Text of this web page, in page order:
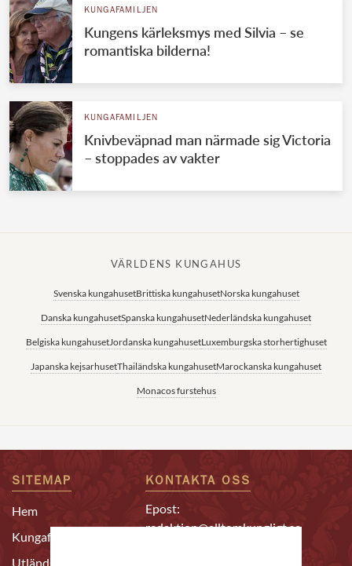
KUNGAFAMILJEN
Kungens kärleksmys med Silvia – se
romantiska bilderna!
KUNGAFAMILJEN
Knivbeväpnad man närmade sig Victoria
– stoppades av vakter
VÄRLDENS KUNGAHUS
Svenska kungahusetBrittiska kungahusetNorska kungahuset
Danska kungahusetSpanska kungahusetNederländska kungahuset
Belgiska kungahusetJordanska kungahusetLuxemburgska storhertighuset
Japanska kejsarhusetThailändska kungahusetMarockanska kungahuset
Monacos furstehus
SITEMAP
Hem
Kungafamiljen
Utländskt
KONTAKTA OSS
Epost:
redaktion@alltomkungligt.se